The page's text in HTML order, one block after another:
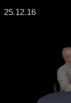
25.12.16